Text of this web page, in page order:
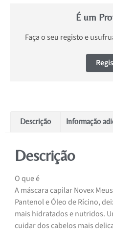
É um
Faça o seu registo e
Descrição Informação
Descrição
O que é
A máscara capilar Novex
Pantenol e Óleo de Rícino,
mais hidratados e nutridos.
cuidar dos cabelos mais